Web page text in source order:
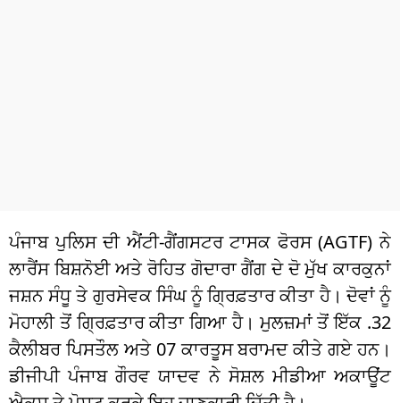
ਚੋਣਾਂ 2026
ਪੰਜਾਬ ਪੁਲਿਸ ਦੀ ਐਂਟੀ-ਗੈਂਗਸਟਰ ਟਾਸਕ ਫੋਰਸ (AGTF) ​​ਨੇ
ਲਾਰੈਂਸ ਬਿਸ਼ਨੋਈ ਅਤੇ ਰੋਹਿਤ ਗੋਦਾਰਾ ਗੈਂਗ ਦੇ ਦੋ ਮੁੱਖ ਕਾਰਕੁਨਾਂ
ਜਸ਼ਨ ਸੰਧੂ ਤੇ ਗੁਰਸੇਵਕ ਸਿੰਘ ਨੂੰ ਗ੍ਰਿਫ਼ਤਾਰ ਕੀਤਾ ਹੈ। ਦੋਵਾਂ ਨੂੰ
ਮੋਹਾਲੀ ਤੋਂ ਗ੍ਰਿਫ਼ਤਾਰ ਕੀਤਾ ਗਿਆ ਹੈ। ਮੁਲਜ਼ਮਾਂ ਤੋਂ ਇੱਕ .32
ਕੈਲੀਬਰ ਪਿਸਤੌਲ ਅਤੇ 07 ਕਾਰਤੂਸ ਬਰਾਮਦ ਕੀਤੇ ਗਏ ਹਨ।
ਡੀਜੀਪੀ ਪੰਜਾਬ ਗੌਰਵ ਯਾਦਵ ਨੇ ਸੋਸ਼ਲ ਮੀਡੀਆ ਅਕਾਊਂਟ